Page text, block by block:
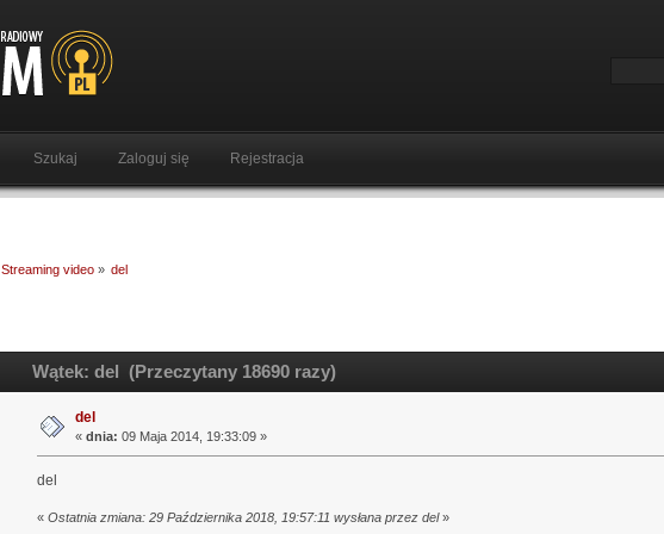
Szukaj Zaloguj się Rejestracja
Streaming video» del
Wątek: del (Przeczytany 18690 razy)
del
« dnia: 09 Maja 2014, 19:33:09 »
del
« Ostatnia zmiana: 29 Października 2018, 19:57:11 wysłana przez del»